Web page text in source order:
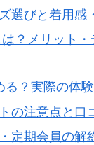
選びと着用感
？メリット
？実際の体
の注意点と口
定期会員の解